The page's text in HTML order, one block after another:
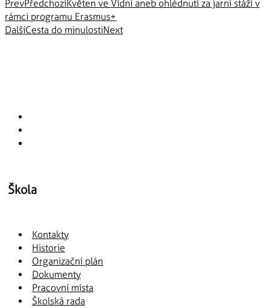
PrevPředchozíKvěten ve Vídni aneb ohlédnutí za jarní stáží v
rámci programu Erasmus+
DalšíCesta do minulostiNext
Škola
Kontakty
Historie
Organizační plán
Dokumenty
Pracovní místa
Školská rada